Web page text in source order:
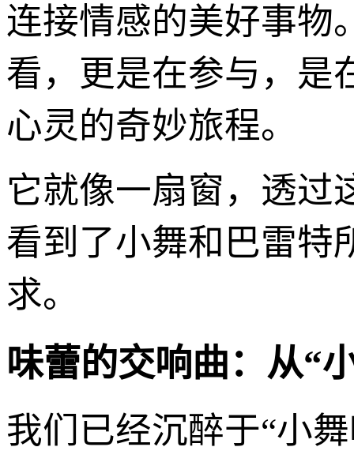
连接情感的美好事物
看，更是在参与，是
心灵的奇妙旅程。
它就像一扇窗，透过
看到了小舞和巴雷特
求。
味蕾的交响曲：从“
我们已经沉醉于“小